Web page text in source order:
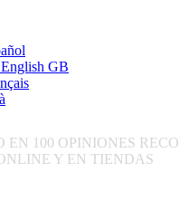
English GB
EN 100 OPINIONES
Y EN TIENDAS